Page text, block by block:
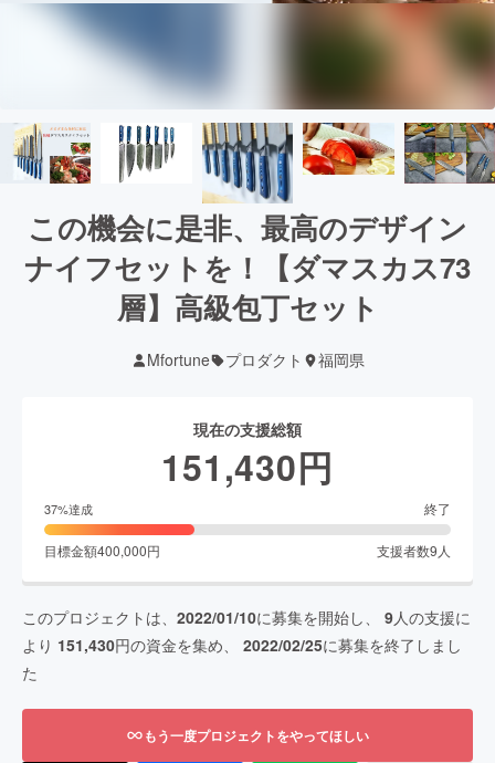
この機会に是非、最高のデザイン
ナイフセットを！【ダマスカス73
層】高級包丁セット
Mfortune プロダクト 福岡県
現在の支援総額
151,430円
37%達成 終了
目標金額400,000円 支援者数9 人
このプロジェクトは、 2022/01/10に募集を開始し、 9人の支援に
より 151,430円の資金を集め、 2022/02/25に募集を終了しまし
た
もう一度プロジェクトをやってほしい